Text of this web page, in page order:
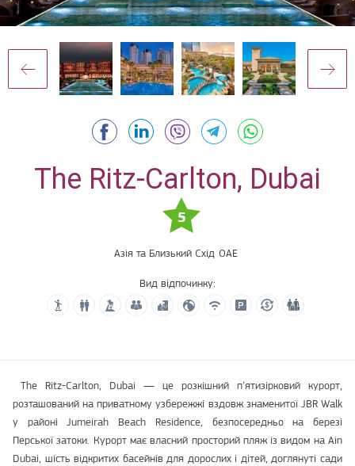
The Ritz-Carlton, Dubai
5
Азія та Близький Схід ОАЕ
Вид відпочинку:
The Ritz-Carlton, Dubai — це розкішний п’ятизірковий курорт,
розташований на приватному узбережжі вздовж знаменитої JBR Walk
у районі Jumeirah Beach Residence, безпосередньо на березі
Перської затоки. Курорт має власний просторий пляж із видом на Ain
Dubai, шість відкритих басейнів для дорослих і дітей, доглянуті сади